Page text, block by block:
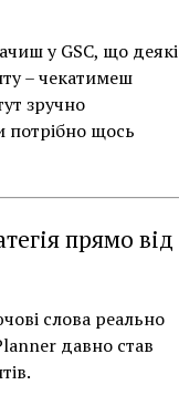
у GSC, що деякі
– чекатимеш
зручно
потрібно щось
прямо від
слова реально
давно став